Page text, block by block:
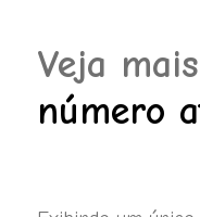
Veja
número